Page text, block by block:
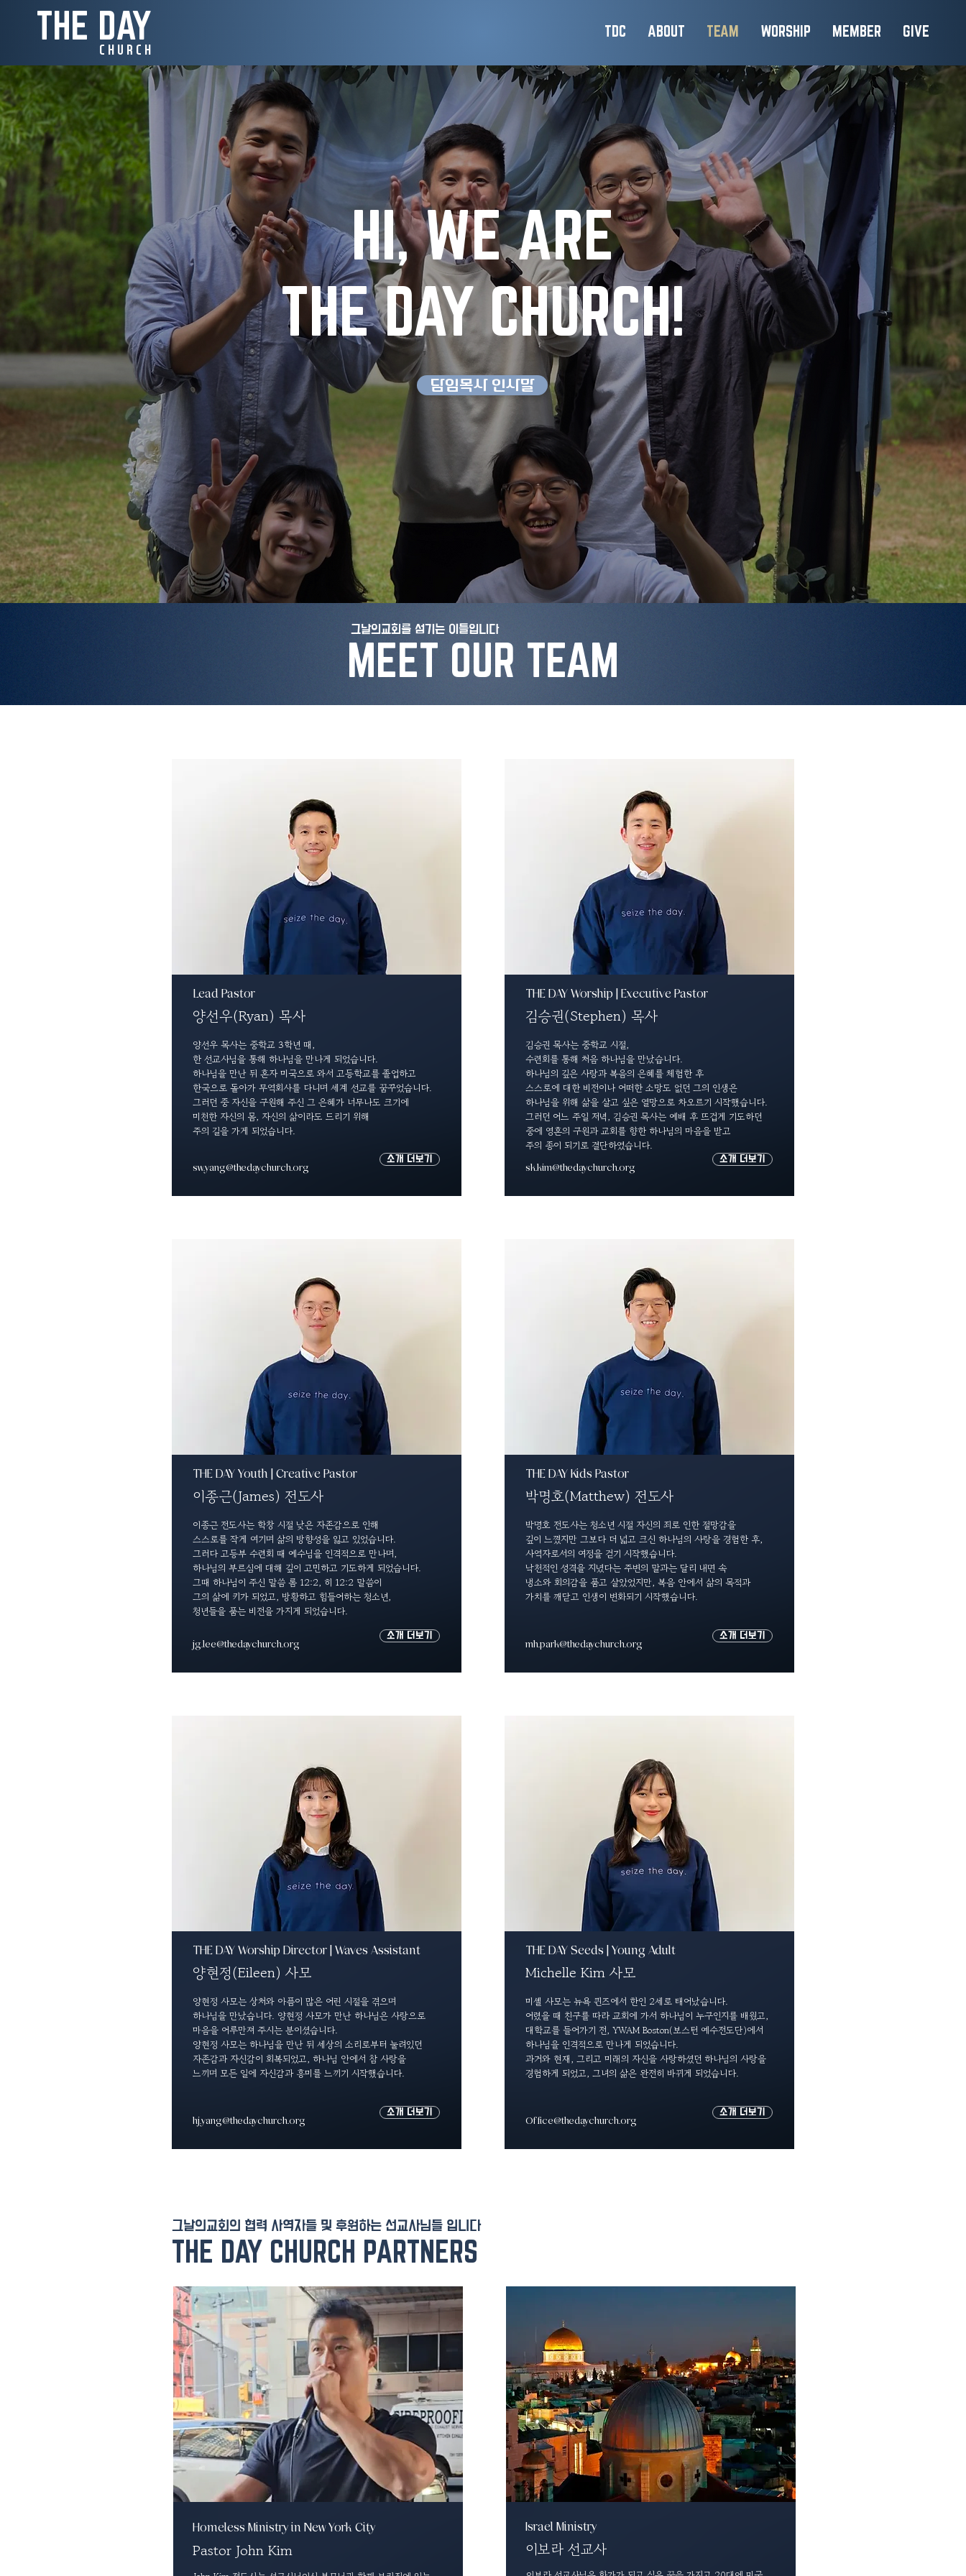
THE DAY
C H U R C H​
TDC ABOUT TEAM WORSHIP MEMBER GIVE
HI, WE ARE
THE DAY CHURCH!
담임목사 인사말
MEET OUR TEAM
​그날의교회를 섬기는 이들입니다
Lead Pastor
양선우(Ryan) 목사
양선우 목사는 중학교 3학년 때,
한 선교사님을 통해 하나님을 만나게 되었습니다.
하나님을 만난 뒤 혼자 미국으로 와서 고등학교를 졸업하고
한국으로 돌아가 무역회사를 다니며 세계 선교를 꿈꾸었습니다.
그러던 중 자신을 구원해 주신 그 은혜가 너무나도 크기에
미천한 자신의 몸, 자신의 삶이라도 드리기 위해
주의 길을 가게 되었습니다.
sw.yang@thedaychurch.org
소개 더보기
THE DAY Youth | Creative Pastor
이종근(James) 전도사
이종근 전도사는 학창 시절 낮은 자존감으로 인해
스스로를 작게 여기며 삶의 방향성을 잃고 있었습니다.
그러다 고등부 수련회 때 예수님을 인격적으로 만나며,
하나님의 부르심에 대해 깊이 고민하고 기도하게 되었습니다.
그때 하나님이 주신 말씀 롬 12:2, 히 12:2 말씀이
그의 삶에 키가 되었고, 방황하고 힘들어하는 청소년,
청년들을 품는 비전을 가지게 되었습니다.
jg.lee@thedaychurch.org
소개 더보기
THE DAY Worship Director | Waves Assistant
양현정(Eileen) 사모
양현정 사모는 상처와 아픔이 많은 어린 시절을 겪으며
하나님을 만났습니다. 양현정 사모가 만난 하나님은 사랑으로
마음을 어루만져 주시는 분이셨습니다.
양현정 사모는 하나님을 만난 뒤 세상의 소리로부터 눌려있던
자존감과 자신감이 회복되었고, 하나님 안에서 참 사랑을
느끼며 모든 일에 자신감과 흥미를 느끼기 시작했습니다.
hj.yang@thedaychurch.org
소개 더보기
THE DAY Worship | Executive Pastor
김승권(Stephen) 목사
김승권 목사는 중학교 시절,
수련회를 통해 처음 하나님을 만났습니다.
하나님의 깊은 사랑과 복음의 은혜를 체험한 후
스스로에 대한 비전이나 어떠한 소망도 없던 그의 인생은
하나님을 위해 삶을 살고 싶은 열망으로 차오르기 시작했습니다.
그러던 어느 주일 저녁, 김승권 목사는 예배 후 뜨겁게 기도하던
중에 영혼의 구원과 교회를 향한 하나님의 마음을 받고
주의 종이 되기로 결단하였습니다.
sk.kim@thedaychurch.org
소개 더보기
THE DAY Kids Pastor
박명호(Matthew) 전도사
박명호 전도사는 청소년 시절 자신의 죄로 인한 절망감을
깊이 느꼈지만 그보다 더 넓고 크신 하나님의 사랑을 경험한 후,
사역자로서의 여정을 걷기 시작했습니다.
낙천적인 성격을 지녔다는 주변의 말과는 달리 내면 속
냉소와 회의감을 품고 살았었지만, 복음 안에서 삶의 목적과
가치를 깨닫고 인생이 변화되기 시작했습니다.
mh.park@thedaychurch.org
소개 더보기
THE DAY Seeds | Young Adult
Michelle Kim 사모
미셸 사모는 뉴욕 퀸즈에서 한인 2세로 태어났습니다.
어렸을 때 친구를 따라 교회에 가서 하나님이 누구인지를 배웠고,
대학교를 들어가기 전, YWAM Boston(보스턴 예수전도단)에서
하나님을 인격적으로 만나게 되었습니다.
과거와 현재, 그리고 미래의 자신을 사랑하셨던 하나님의 사랑을
경험하게 되었고, 그녀의 삶은 완전히 바뀌게 되었습니다.
Office@thedaychurch.org
소개 더보기
THE DAY CHURCH PARTNERS
​그날의교회의 협력 사역자들 및 후원하는 선교사님들 입니다
Homeless Ministry in New York City
Pastor John Kim
Israel Ministry
이보라 선교사